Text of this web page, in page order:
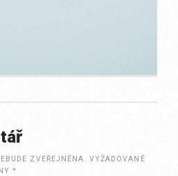
ZVEŘEJNĚNA. VYŽADOVANÉ
*